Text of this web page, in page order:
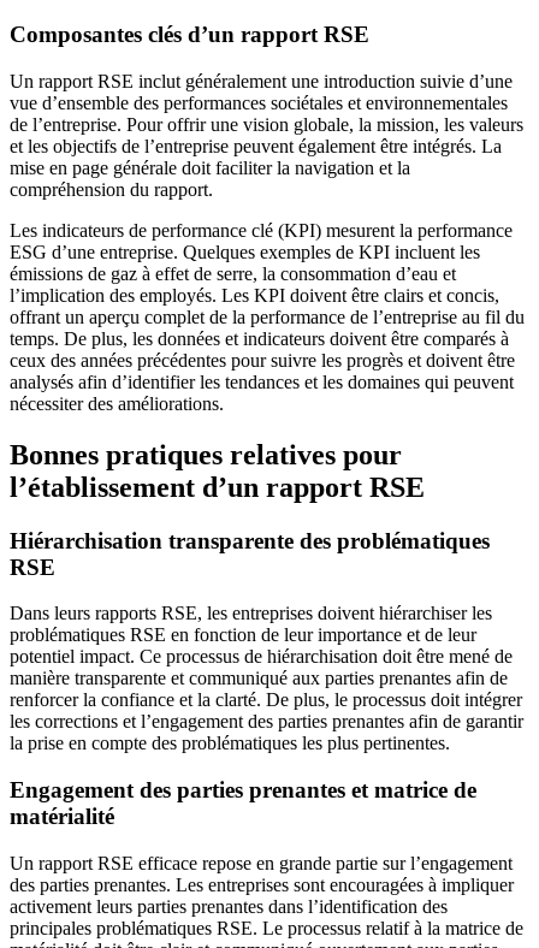
Composantes clés d’un rapport RSE
Un rapport RSE inclut généralement une introduction suivie d’une
vue d’ensemble des performances sociétales et environnementales
de l’entreprise. Pour offrir une vision globale, la mission, les valeurs
et les objectifs de l’entreprise peuvent également être intégrés. La
mise en page générale doit faciliter la navigation et la
compréhension du rapport.
Les indicateurs de performance clé (KPI) mesurent la performance
ESG d’une entreprise. Quelques exemples de KPI incluent les
émissions de gaz à effet de serre, la consommation d’eau et
l’implication des employés. Les KPI doivent être clairs et concis,
offrant un aperçu complet de la performance de l’entreprise au fil du
temps. De plus, les données et indicateurs doivent être comparés à
ceux des années précédentes pour suivre les progrès et doivent être
analysés afin d’identifier les tendances et les domaines qui peuvent
nécessiter des améliorations.
Bonnes pratiques relatives pour
l’établissement d’un rapport RSE
Hiérarchisation transparente des problématiques
RSE
Dans leurs rapports RSE, les entreprises doivent hiérarchiser les
problématiques RSE en fonction de leur importance et de leur
potentiel impact. Ce processus de hiérarchisation doit être mené de
manière transparente et communiqué aux parties prenantes afin de
renforcer la confiance et la clarté. De plus, le processus doit intégrer
les corrections et l’engagement des parties prenantes afin de garantir
la prise en compte des problématiques les plus pertinentes.
Engagement des parties prenantes et matrice de
matérialité
Un rapport RSE efficace repose en grande partie sur l’engagement
des parties prenantes. Les entreprises sont encouragées à impliquer
activement leurs parties prenantes dans l’identification des
principales problématiques RSE. Le processus relatif à la matrice de